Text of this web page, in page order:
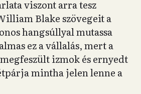
viszont arra tesz
Blake szövegeit a
hangsúllyal mutassa
ez a vállalás, mert a
izmok és ernyedt
mintha jelen lenne a